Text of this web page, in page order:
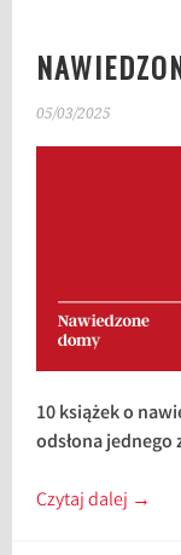
05/03/2025
10 książek o
odsłona
Czytaj dalej →